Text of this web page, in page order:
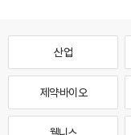
산업
제약·바이오